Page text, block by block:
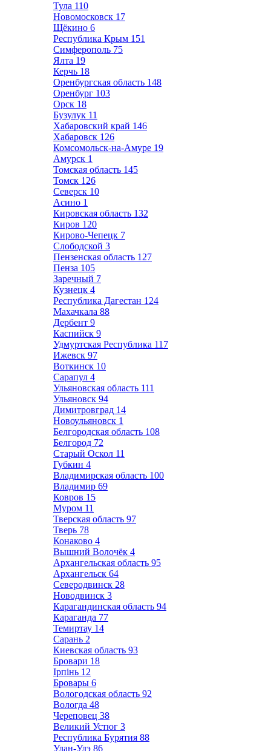
Тула 110
Новомосковск 17
Щёкино 6
Республика Крым 151
Симферополь 75
Ялта 19
Керчь 18
Оренбургская область 148
Оренбург 103
Орск 18
Бузулук 11
Хабаровский край 146
Хабаровск 126
Комсомольск-на-Амуре 19
Амурск 1
Томская область 145
Томск 126
Северск 10
Асино 1
Кировская область 132
Киров 120
Кирово-Чепецк 7
Слободской 3
Пензенская область 127
Пенза 105
Заречный 7
Кузнецк 4
Республика Дагестан 124
Махачкала 88
Дербент 9
Каспийск 9
Удмуртская Республика 117
Ижевск 97
Воткинск 10
Сарапул 4
Ульяновская область 111
Ульяновск 94
Димитровград 14
Новоульяновск 1
Белгородская область 108
Белгород 72
Старый Оскол 11
Губкин 4
Владимирская область 100
Владимир 69
Ковров 15
Муром 11
Тверская область 97
Тверь 78
Конаково 4
Вышний Волочёк 4
Архангельская область 95
Архангельск 64
Северодвинск 28
Новодвинск 3
Карагандинская область 94
Караганда 77
Темиртау 14
Сарань 2
Киевская область 93
Бровари 18
Ірпінь 12
Бровары 6
Вологодская область 92
Вологда 48
Череповец 38
Великий Устюг 3
Республика Бурятия 88
Улан-Удэ 86